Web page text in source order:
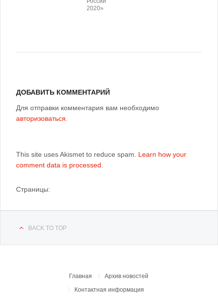
2020»
ДОБАВИТЬ КОММЕНТАРИЙ
Для отправки комментария вам необходимо
авторизоваться
This site uses Akismet to reduce spam. Learn how your
comment data is processed
Страницы:
BACK TO TOP
Главная
Архив новостей
Контактная информация